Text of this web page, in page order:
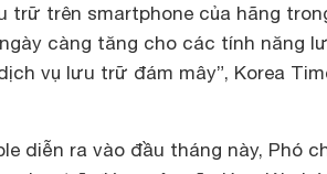
trữ trên smartphone của hãng
càng tăng cho các tính năng
vụ lưu trữ đám mây”, Korea
diễn ra vào đầu tháng này, Phó